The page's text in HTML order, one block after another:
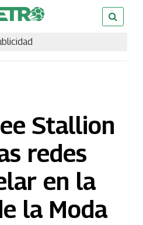
Stallion
redes
en la
la Moda